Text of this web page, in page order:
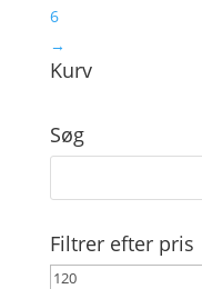
6
→
Kurv
Søg
Filtrer efter pris
Mindste